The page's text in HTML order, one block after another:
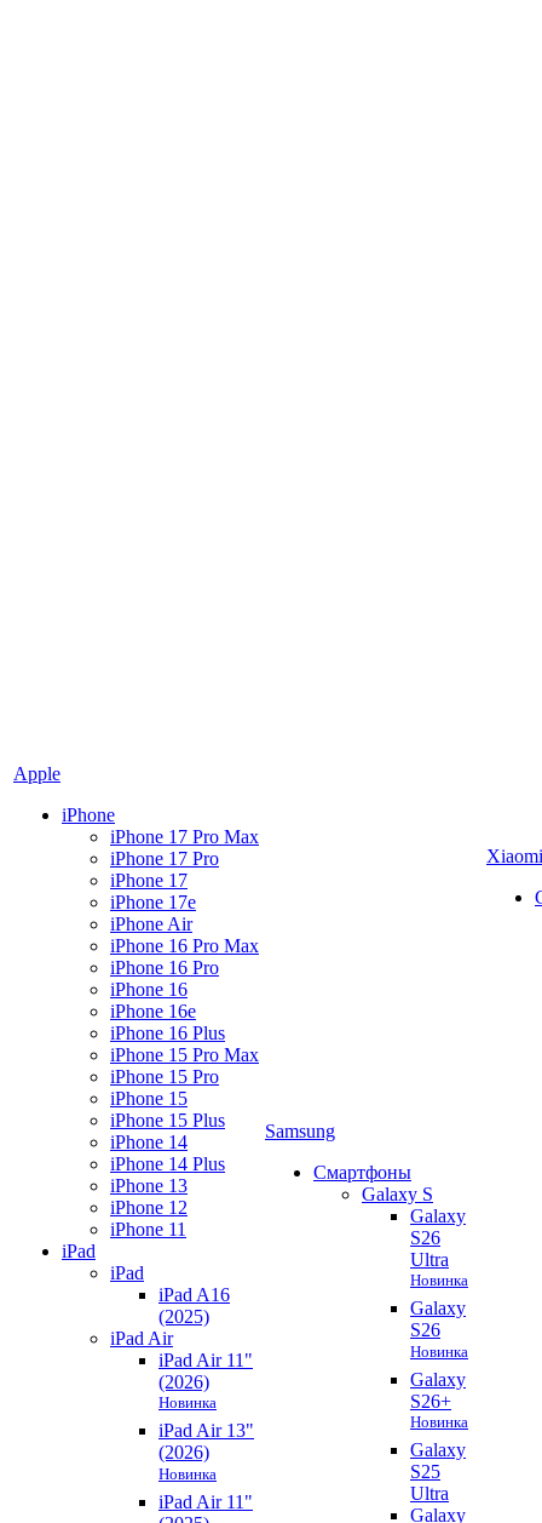
Apple
iPhone
iPhone 17 Pro Max
iPhone 17 Pro
iPhone 17
iPhone 17e
iPhone Air
iPhone 16 Pro Max
iPhone 16 Pro
iPhone 16
iPhone 16e
iPhone 16 Plus
iPhone 15 Pro Max
iPhone 15 Pro
iPhone 15
iPhone 15 Plus
iPhone 14
iPhone 14 Plus
iPhone 13
iPhone 12
iPhone 11
iPad
iPad
iPad A16
(2025)
iPad Air
iPad Air 11"
(2026)
Новинка
iPad Air 13"
(2026)
Новинка
iPad Air 11"
Samsung
Смартфоны
Galaxy S
Galaxy
S26
Ultra
Новинка
Galaxy
S26
Новинка
Galaxy
S26+
Новинка
Galaxy
S25
Ultra
Galaxy
Xiaomi